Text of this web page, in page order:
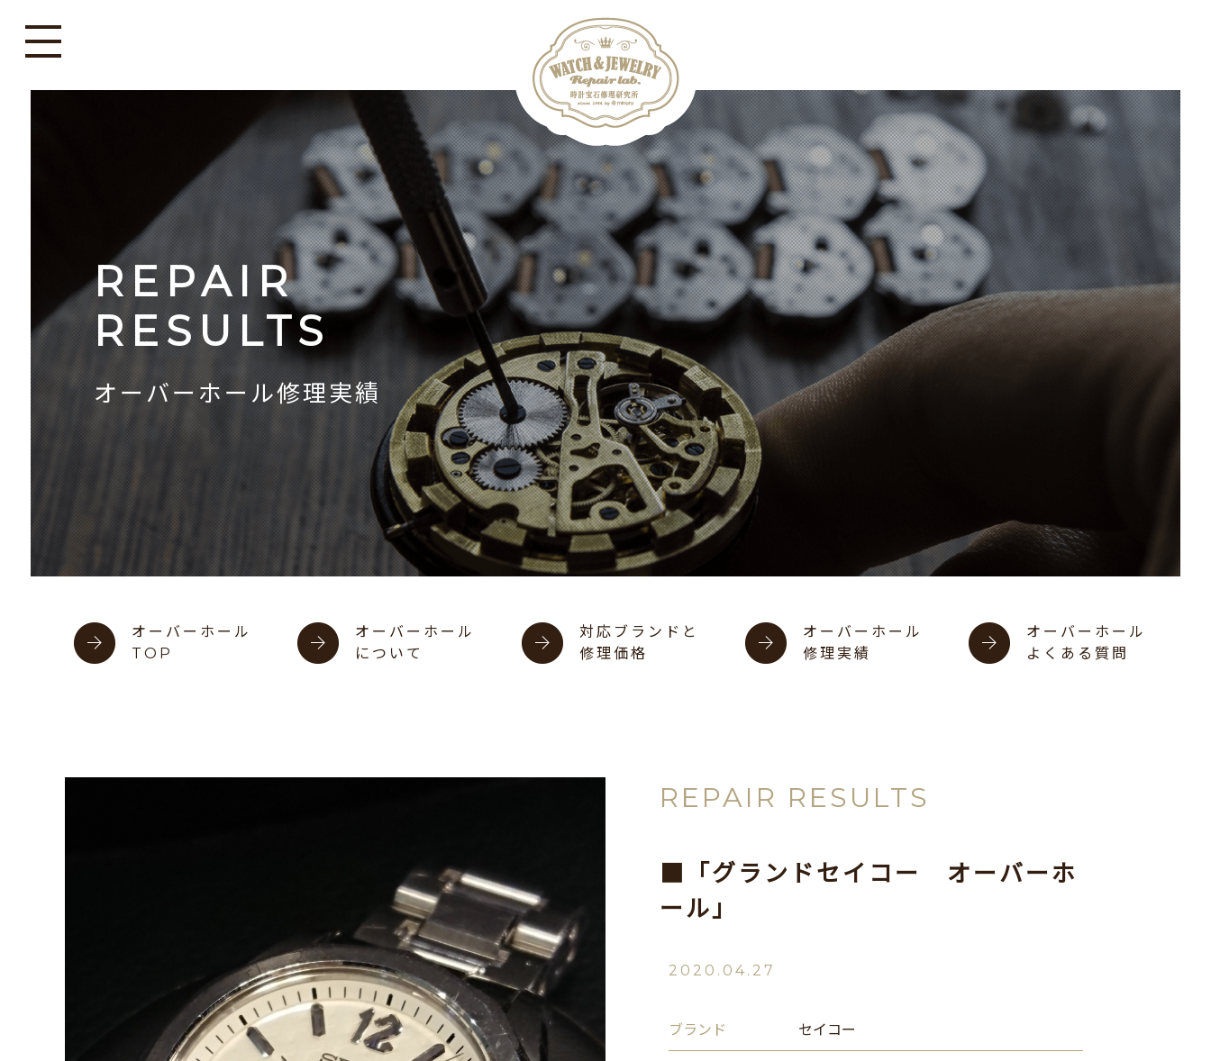
REPAIR
RESULTS
オーバーホール修理実績
オーバーホール
TOP
オーバーホール
について
対応ブランドと
修理価格
オーバーホール
修理実績
オーバーホール
よくある質問
REPAIR RESULTS
■「グランドセイコー オーバーホ
ール」
2020.04.27
ブランド セイコー